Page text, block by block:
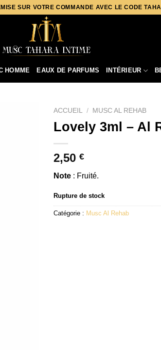
SUR VOTRE COMMANDE AVEC LE CODE
HOMME EAUX DE PARFUMS INTÉRIEUR
ACCUEIL / MUSC AL REHAB
Lovely 3ml – Al
2,50 €
Note : Fruité.
Rupture de stock
Catégorie : Musc Al Rehab